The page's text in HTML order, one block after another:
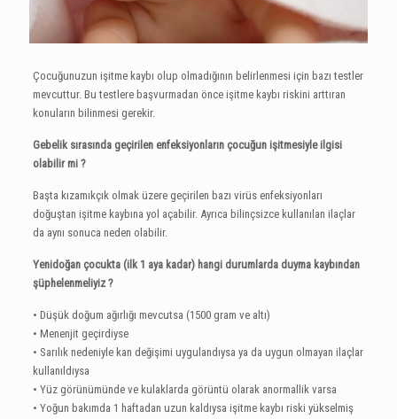
Çocuğunuzun işitme kaybı olup olmadığının belirlenmesi için bazı testler
mevcuttur. Bu testlere başvurmadan önce işitme kaybı riskini arttıran
konuların bilinmesi gerekir.
Gebelik sırasında geçirilen enfeksiyonların çocuğun işitmesiyle ilgisi
olabilir mi ?
Başta kızamıkçık olmak üzere geçirilen bazı virüs enfeksiyonları
doğuştan işitme kaybına yol açabilir. Ayrıca bilinçsizce kullanılan ilaçlar
da aynı sonuca neden olabilir.
Yenidoğan çocukta (ilk 1 aya kadar) hangi durumlarda duyma kaybından
şüphelenmeliyiz ?
• Düşük doğum ağırlığı mevcutsa (1500 gram ve altı)
• Menenjit geçirdiyse
• Sarılık nedeniyle kan değişimi uygulandıysa ya da uygun olmayan ilaçlar
kullanıldıysa
• Yüz görünümünde ve kulaklarda görüntü olarak anormallik varsa
• Yoğun bakımda 1 haftadan uzun kaldıysa işitme kaybı riski yükselmiş